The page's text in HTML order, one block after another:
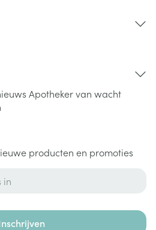
Apotheker van wacht
producten en promoties